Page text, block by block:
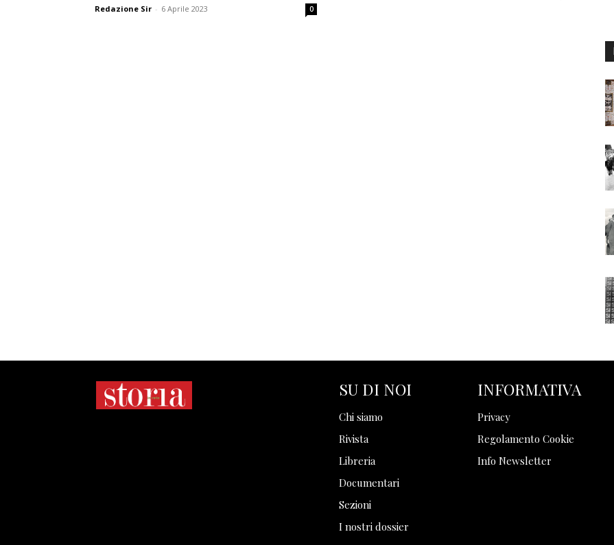
Redazione Sir - 6 Aprile 2023 0
SU DI NOI
Chi siamo
Rivista
Libreria
Documentari
Sezioni
I nostri dossier
INFORMATIVA
Privacy
Regolamento Cookie
Info Newsletter